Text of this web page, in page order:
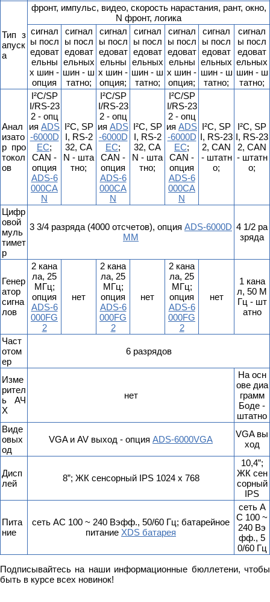
Тип з
апуск
а
фронт, импульс, видео, скорость нарастания, рант, окно,
N фронт, логика
сигнал
ы посл
едоват
ельны
х шин -
опция
сигнал
ы посл
едоват
ельных
шин - ш
татно;
сигнал
ы посл
едоват
ельны
х шин -
опция;
сигнал
ы посл
едоват
ельных
шин - ш
татно;
сигнал
ы посл
едоват
ельны
х шин -
опция;
сигнал
ы посл
едоват
ельных
шин - ш
татно;
сигнал
ы посл
едоват
ельных
шин - ш
татно;
Анал
изато
р про
токол
ов
I²C/SP
I/RS-23
2 - опц
ия ADS
-6000D
EC;
CAN -
опция
ADS-6
000CA
N
I²C, SP
I, RS-2
32, CA
N - шта
тно;
I²C/SP
I/RS-23
2 - опц
ия ADS
-6000D
EC;
CAN -
опция
ADS-6
000CA
N
I²C, SP
I, RS-2
32, CA
N - шта
тно;
I²C/SP
I/RS-23
2 - опц
ия ADS
-6000D
EC;
CAN -
опция
ADS-6
000CA
N
I²C, SP
I, RS-23
2, CAN
- штатн
о;
I²C, SP
I, RS-23
2, CAN
- штатн
о;
Цифр
овой
муль
тимет
р
3 3/4 разряда (4000 отсчетов), опция ADS-6000D
MM
4 1/2 ра
зряда
Генер
атор
сигна
лов
2 кана
ла, 25
МГц;
опция
ADS-6
000FG
2
нет
2 кана
ла, 25
МГц;
опция
ADS-6
000FG
2
нет
2 кана
ла, 25
МГц;
опция
ADS-6
000FG
2
нет
1 кана
л, 50 М
Гц - шт
атно
Част
отом
ер
6 разрядов
Изме
рител
ь АЧ
Х
нет
На осн
ове диа
грамм
Боде -
штатно
Виде
овых
од
VGA и AV выход - опция ADS-6000VGA
VGA вы
ход
Дисп
лей
8”; ЖК сенсорный IPS 1024 x 768
10,4”;
ЖК сен
сорный
IPS
Пита
ние
сеть AC 100 ~ 240 Вэфф., 50/60 Гц; батарейное
питание XDS батарея
сеть A
C 100 ~
240 Вэ
фф., 5
0/60 Гц
Подписывайтесь на наши информационные бюллетени, чтобы
быть в курсе всех новинок!